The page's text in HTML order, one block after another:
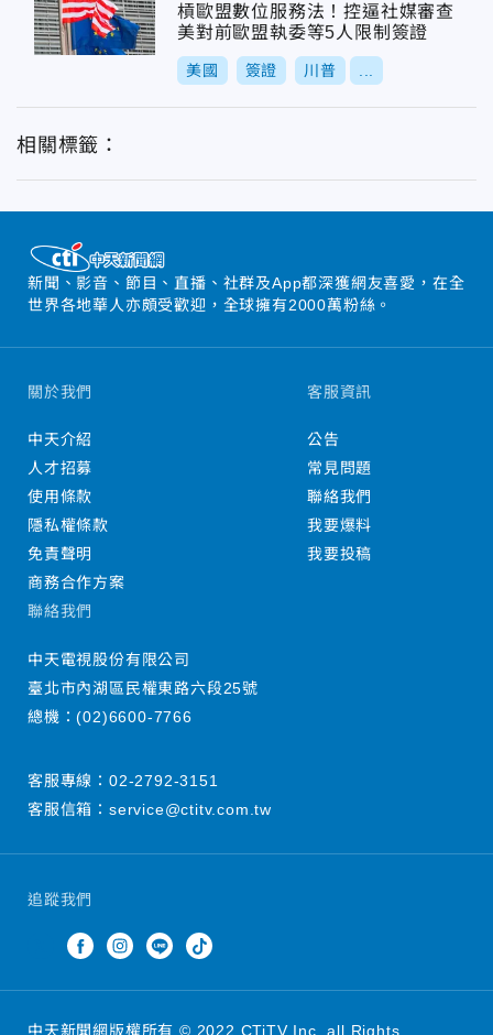
槓歐盟數位服務法！控逼社媒審查
美對前歐盟執委等5人限制簽證
美國 簽證 川普
相關標籤：
新聞、影音、節目、直播、社群及App都深獲網友喜愛，在全
世界各地華人亦頗受歡迎，全球擁有2000萬粉絲。
追蹤我們
關於我們
中天介紹
人才招募
使用條款
隱私權條款
免責聲明
商務合作方案
客服資訊
公告
常見問題
聯絡我們
我要爆料
我要投稿
聯絡我們
中天電視股份有限公司
臺北市內湖區民權東路六段25號
總機：(02)6600-7766
客服專線： 02-2792-3151
客服信箱： service@ctitv.com.tw
中天新聞網版權所有 © 2022 CTiTV Inc. all Rights